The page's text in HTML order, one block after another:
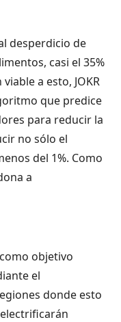
desperdicio de
casi el 35%
a esto, JOKR
que predice
para reducir la
no sólo el
del 1%. Como
a
objetivo
el
donde esto